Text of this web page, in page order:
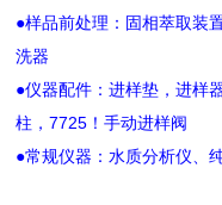
●样品前处理：固相萃取装
洗器
●仪器配件：进样垫，进样
柱，7725！手动进样阀
●常规仪器：水质分析仪、